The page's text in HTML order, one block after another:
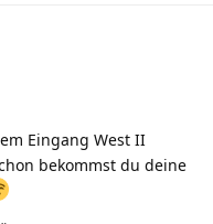
Eingang West II
bekommst du deine